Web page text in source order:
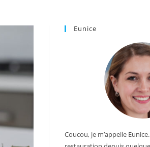
Eunice
Coucou, je m’appelle